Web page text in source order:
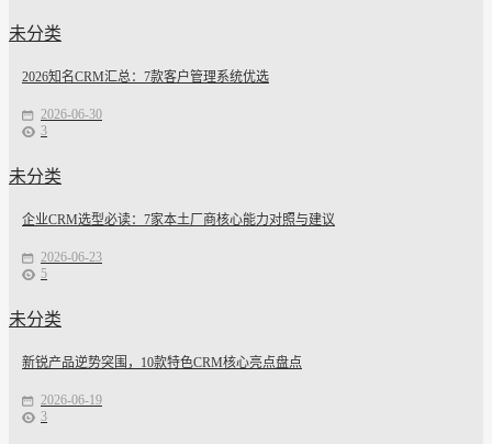
未分类
2026知名CRM汇总：7款客户管理系统优选
2026-06-30
3
未分类
企业CRM选型必读：7家本土厂商核心能力对照与建议
2026-06-23
5
未分类
新锐产品逆势突围，10款特色CRM核心亮点盘点
2026-06-19
3